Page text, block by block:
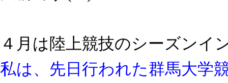
４月は陸上競技のシーズンイ
私は、先日行われた群馬大学